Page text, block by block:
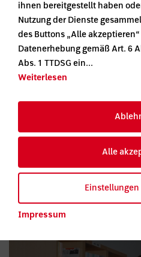
Medien
ihnen bereitgestellt haben
Nutzung der Dienste
des Buttons „Alle
Datenerhebung gemäß Art. 6
Abs. 1 TTDSG ein...
Weiterlesen
Alle
Impressum